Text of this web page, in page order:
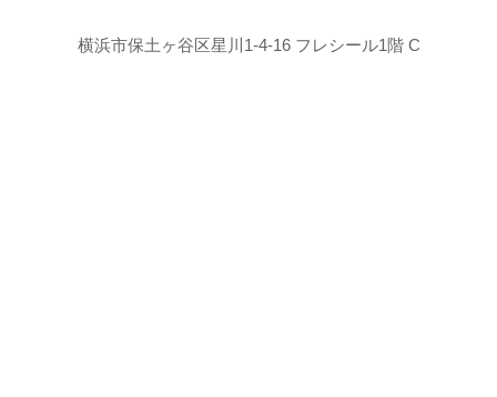
横浜市保土ヶ谷区星川1-4-16 フレシール1階 C